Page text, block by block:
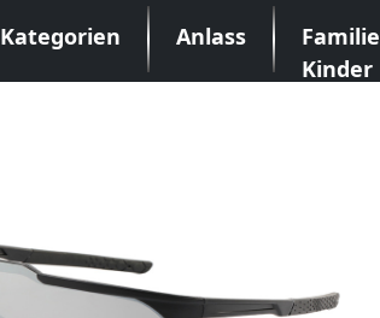
Kategorien Anlass
Kinder